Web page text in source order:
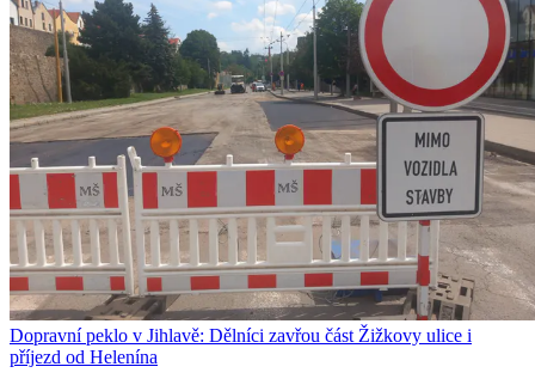
Dopravní peklo v Jihlavě: Dělníci zavřou část Žižkovy ulice i
příjezd od Helenína